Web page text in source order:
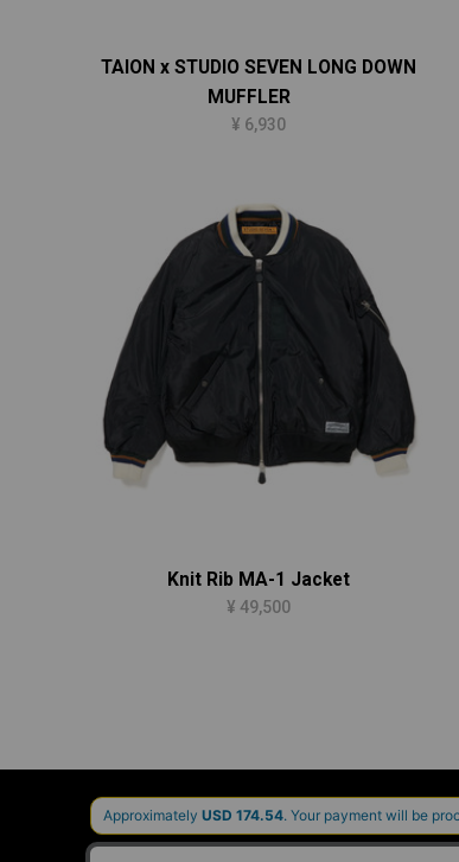
TAION x STUDIO SEVEN LONG DOWN
MUFFLER
¥ 6,930
Knit Rib MA-1 Jacket
¥ 49,500